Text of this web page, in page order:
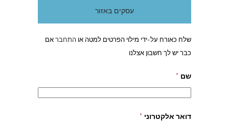
עסקים באזור
שלח כאורח על-ידי מילוי הפרטים למטה או התחבראם
כבר יש לך חשבון אצלנו
שם *
דואר אלקטרוני *